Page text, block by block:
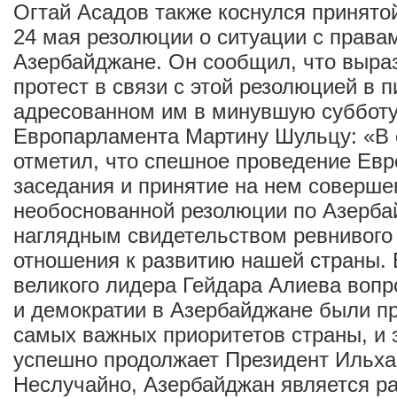
Огтай Асадов также коснулся
24 мая резолюции о ситуации с
Азербайджане. Он сообщил, что
протест в связи с этой резолюцией в
адресованном им в минувшую
Европарламента Мартину Шульцу: «В
отметил, что спешное проведение
заседания и принятие на нем
необоснованной резолюции по
наглядным свидетельством ревнивого
отношения к развитию нашей
великого лидера Гейдара Алиева
и демократии в Азербайджане были
самых важных приоритетов страны, и
успешно продолжает Президент
Неслучайно, Азербайджан является